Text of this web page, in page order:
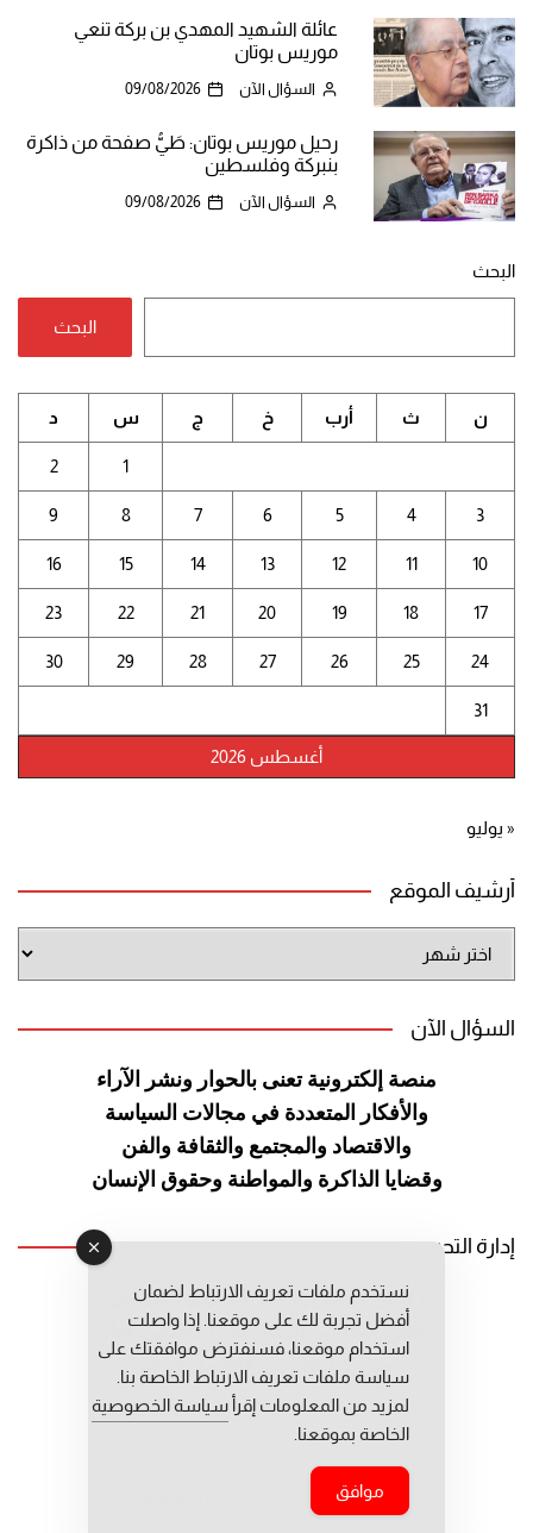
عائلة الشهيد المهدي بن بركة تنعي
موريس بوتان
السؤال الآن 09/08/2026
رحيل موريس بوتان: طَيُّ صفحة من ذاكرة
بنبركة وفلسطين
السؤال الآن 09/08/2026
البحث
البحث
أغسطس 2026
ن ث أرب خ ج س د
1
2
3
4
5
6
7
8
9
10
11
12
13
14
15
16
17
18
19
20
21
22
23
24
25
26
27
28
29
30
31
« يوليو
أرشيف الموقع
الموقع
السؤال الآن
منصة إلكترونية تعنى بالحوار ونشر
الآراء
والأفكار المتعددة في مجالات السياسة
والاقتصاد والمجتمع والثقافة والفن
وقضايا الذاكرة والمواطنة وحقوق الإنسان
إدارة التحرير
رئيس التحرير: عبد الرحيم التوراني
رئيس التحرير المساعد: المعطي قبال
مديرة التحرير: فاطمة حوحو
جميع حقوق النشر محفوظة © 2026
نستخدم ملفات تعريف الارتباط لضمان
أفضل تجربة لك على موقعنا. إذا واصلت
استخدام موقعنا، فسنفترض موافقتك على
سياسة ملفات تعريف الارتباط الخاصة بنا.
لمزيد من المعلومات إقرأ سياسة الخصوصية
الخاصة بموقعنا.
موافق